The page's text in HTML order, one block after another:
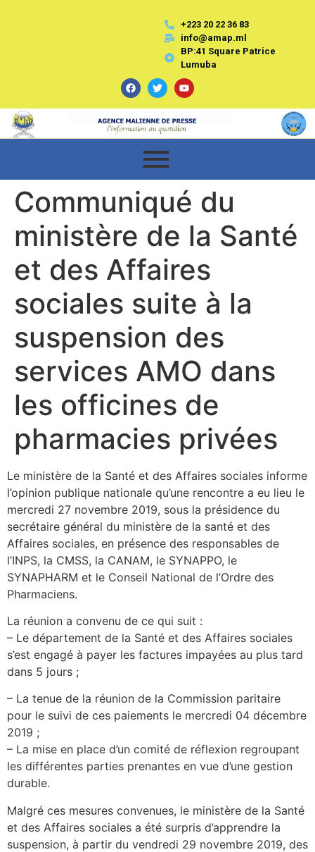
+223 20 22 36 83
info@amap.ml
BP:41 Square Patrice
Lumuba
Communiqué du
ministère de la Santé
et des Affaires
sociales suite à la
suspension des
services AMO dans
les officines de
pharmacies privées
Le ministère de la Santé et des Affaires sociales informe
l’opinion publique nationale qu’une rencontre a eu lieu le
mercredi 27 novembre 2019, sous la présidence du
secrétaire général du ministère de la santé et des
Affaires sociales, en présence des responsables de
l’INPS, la CMSS, la CANAM, le SYNAPPO, le
SYNAPHARM et le Conseil National de l’Ordre des
Pharmaciens.
La réunion a convenu de ce qui suit :
– Le département de la Santé et des Affaires sociales
s’est engagé à payer les factures impayées au plus tard
dans 5 jours ;
– La tenue de la réunion de la Commission paritaire
pour le suivi de ces paiements le mercredi 04 décembre
2019 ;
– La mise en place d’un comité de réflexion regroupant
les différentes parties prenantes en vue d’une gestion
durable.
Malgré ces mesures convenues, le ministère de la Santé
et des Affaires sociales a été surpris d’apprendre la
suspension, à partir du vendredi 29 novembre 2019, des